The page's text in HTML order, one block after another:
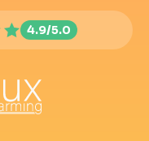
4.9/5.0